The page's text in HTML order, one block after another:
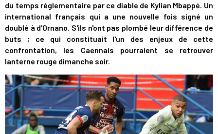
du temps réglementaire par ce diable de Kylian Mbappé. Un
international français qui a une nouvelle fois signé un
doublé à d'Ornano. S'ils n'ont pas plombé leur différence de
buts ; ce qui constituait l'un des enjeux de cette
confrontation, les Caennais pourraient se retrouver
lanterne rouge dimanche soir.